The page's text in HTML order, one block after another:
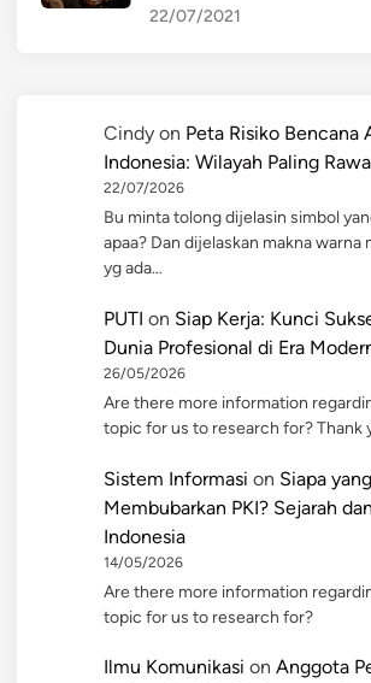
22/07/2021
Cindy on Peta Risiko Bencana
Indonesia: Wilayah Paling
22/07/2026
Bu minta tolong dijelasin simbol
apaa? Dan dijelaskan makna warna
yg ada…
PUTI on Siap Kerja: Kunci
Dunia Profesional di Era
26/05/2026
Are there more information
topic for us to research for? Thank
Sistem Informasi on Siapa yang
Membubarkan PKI? Sejarah
Indonesia
14/05/2026
Are there more information
topic for us to research for?
Ilmu Komunikasi on Anggota